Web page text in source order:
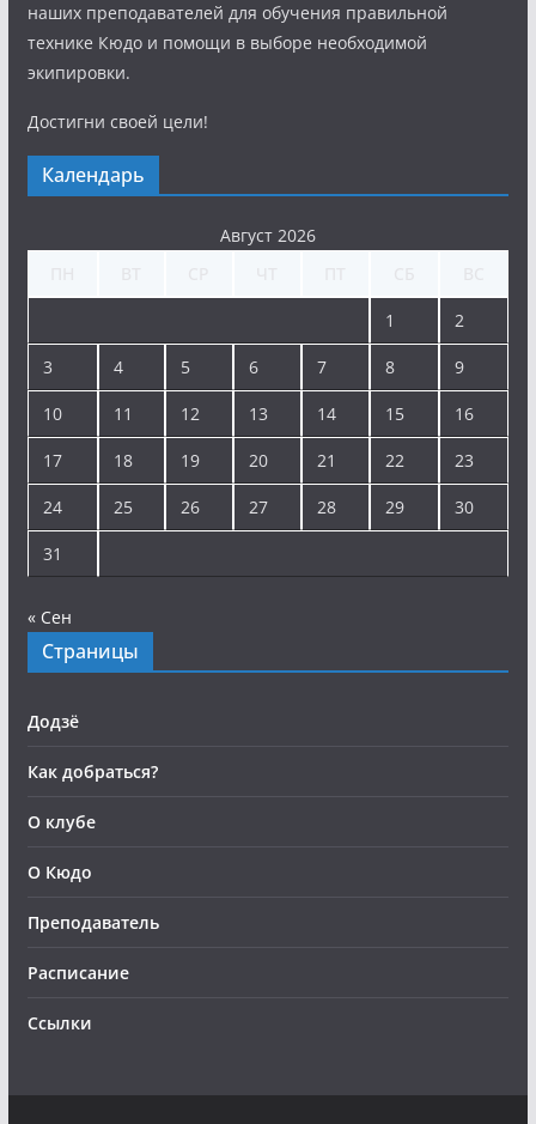
наших преподавателей для обучения правильной
технике Кюдо и помощи в выборе необходимой
экипировки.
Достигни своей цели!
Календарь
Август 2026
1 2
3 4 5 6 7 8 9
10 11 12 13 14 15 16
17 18 19 20 21 22 23
24 25 26 27 28 29 30
31
« Сен
Страницы
Додзё
Как добраться?
О клубе
О Кюдо
Преподаватель
Расписание
Ссылки